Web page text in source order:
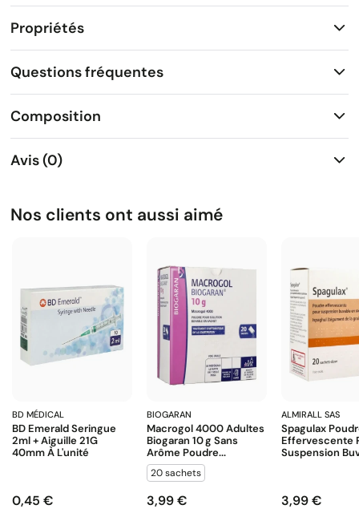
Propriétés
Questions fréquentes
Composition
Avis (0)
Nos clients ont aussi aimé
BD MÉDICAL
BD Emerald Seringue
2ml + Aiguille 21G
40mm À L'unité
Prix
0,45 €
BIOGARAN
Macrogol 4000 Adultes
Biogaran 10 G Sans
Arôme Poudre...
20 sachets
Prix
3,99 €
ALMIRALL SAS
Spagulax
Effervescente
Suspension
Prix
3,99 €